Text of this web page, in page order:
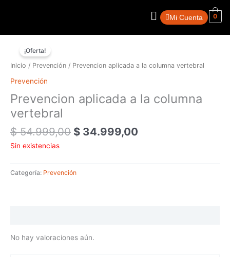
MenúMi Cuenta 0
¡Oferta!
Inicio / Prevención / Prevencion aplicada a la columna vertebral
Prevención
Prevencion aplicada a la columna
vertebral
$54.999,00
original
$ 34.999,00
actual
Sin existencias
Categoría: Prevención
No hay valoraciones aún.